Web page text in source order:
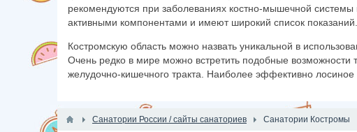
рекомендуются при заболеваниях костно-мышечной
активными компонентами и имеют широкий список показаний.
Костромскую область можно назвать уникальной в
Очень редко в мире можно встретить подобные возможности
желудочно-кишечного тракта. Наиболее эффективно
Санатории России / сайты санаториев Санатории Костромы